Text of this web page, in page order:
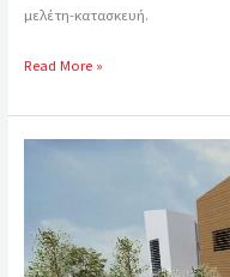
μελέτη-κατασκευή.
Read More »
Κέντρο
Απασχόλησης
Ηλικιωμένων